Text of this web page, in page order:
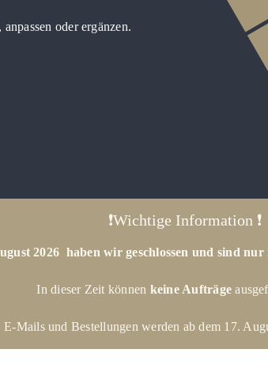
oder ergänzen.
❗Wichtige Information ❗
2026 haben wir geschlossen und sind
In dieser Zeit können keine Aufträge
E-Mails und Bestellungen werden ab dem 17.